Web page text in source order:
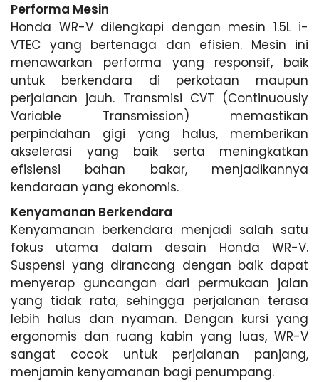
Performa Mesin
Honda WR-V dilengkapi dengan mesin 1.5L i-
VTEC yang bertenaga dan efisien. Mesin ini
menawarkan performa yang responsif, baik
untuk berkendara di perkotaan maupun
perjalanan jauh. Transmisi CVT (Continuously
Variable Transmission) memastikan
perpindahan gigi yang halus, memberikan
akselerasi yang baik serta meningkatkan
efisiensi bahan bakar, menjadikannya
kendaraan yang ekonomis.
Kenyamanan Berkendara
Kenyamanan berkendara menjadi salah satu
fokus utama dalam desain Honda WR-V.
Suspensi yang dirancang dengan baik dapat
menyerap guncangan dari permukaan jalan
yang tidak rata, sehingga perjalanan terasa
lebih halus dan nyaman. Dengan kursi yang
ergonomis dan ruang kabin yang luas, WR-V
sangat cocok untuk perjalanan panjang,
menjamin kenyamanan bagi penumpang.